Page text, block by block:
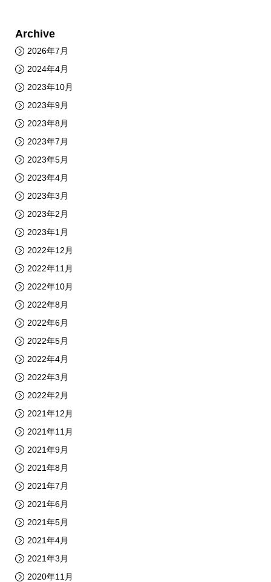
Archive
2026年7月
2024年4月
2023年10月
2023年9月
2023年8月
2023年7月
2023年5月
2023年4月
2023年3月
2023年2月
2023年1月
2022年12月
2022年11月
2022年10月
2022年8月
2022年6月
2022年5月
2022年4月
2022年3月
2022年2月
2021年12月
2021年11月
2021年9月
2021年8月
2021年7月
2021年6月
2021年5月
2021年4月
2021年3月
2020年11月